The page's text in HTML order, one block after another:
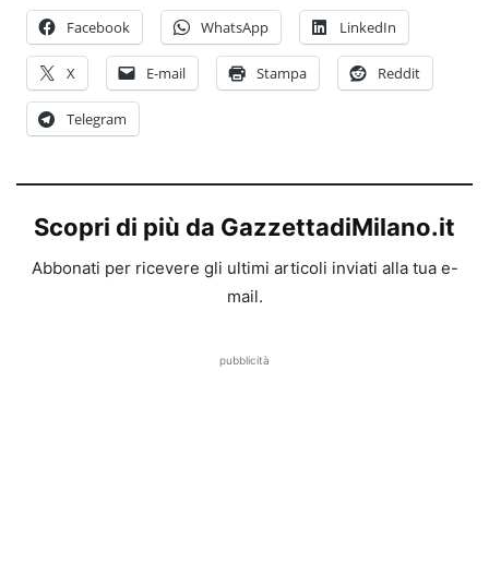
Facebook WhatsApp LinkedIn
X E-mail Stampa Reddit
Telegram
Scopri di più da GazzettadiMilano.it
Abbonati per ricevere gli ultimi articoli inviati alla tua e-
mail.
pubblicità